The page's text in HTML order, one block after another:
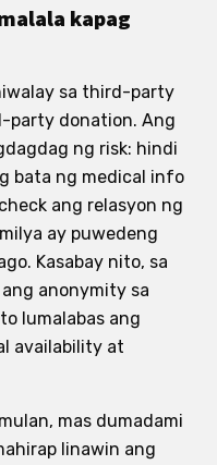
kapag
sa third-party
party donation. Ang
ng risk: hindi
bata ng medical info
ang relasyon ng
ay puwedeng
Kasabay nito, sa
anonymity sa
lumalabas ang
availability at
mas dumadami
linawin ang